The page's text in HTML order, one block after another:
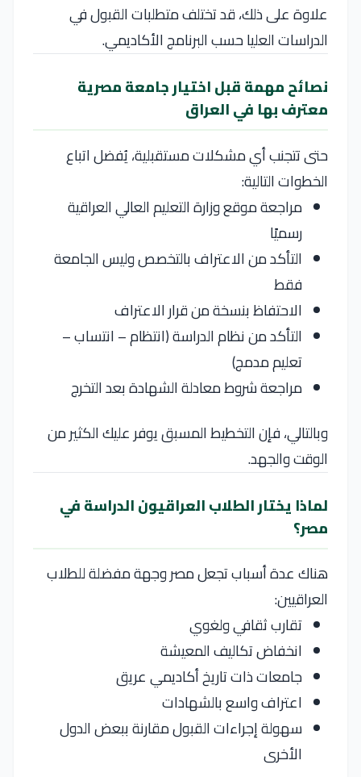
علاوة على ذلك، قد تختلف متطلبات القبول في
الدراسات العليا حسب البرنامج الأكاديمي.
نصائح مهمة قبل اختيار جامعة مصرية
معترف بها في العراق
حتى تتجنب أي مشكلات مستقبلية، يُفضل اتباع
الخطوات التالية:
مراجعة موقع وزارة التعليم العالي العراقية
رسميًا
التأكد من الاعتراف بالتخصص وليس الجامعة
فقط
الاحتفاظ بنسخة من قرار الاعتراف
التأكد من نظام الدراسة (انتظام – انتساب –
تعليم مدمج)
مراجعة شروط معادلة الشهادة بعد التخرج
وبالتالي، فإن التخطيط المسبق يوفر عليك الكثير من
الوقت والجهد.
لماذا يختار الطلاب العراقيون الدراسة في
مصر؟
هناك عدة أسباب تجعل مصر وجهة مفضلة للطلاب
العراقيين:
تقارب ثقافي ولغوي
انخفاض تكاليف المعيشة
جامعات ذات تاريخ أكاديمي عريق
اعتراف واسع بالشهادات
سهولة إجراءات القبول مقارنة ببعض الدول
الأخرى